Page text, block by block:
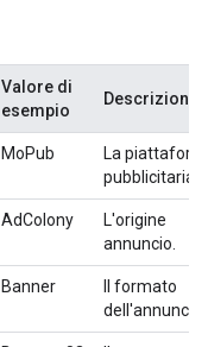
Valore di
esempio
Descrizione
MoPub
La
pubblicitaria.
AdColony
L'origine
annuncio.
Banner
Il formato
dell'annuncio.